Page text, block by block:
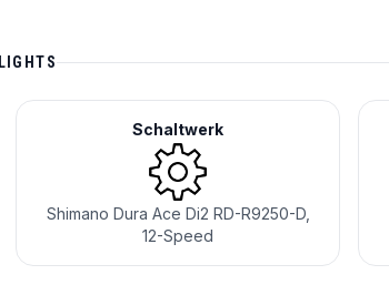
Schaltwerk
Shimano Dura Ace Di2 RD-R9250-D,
12-Speed